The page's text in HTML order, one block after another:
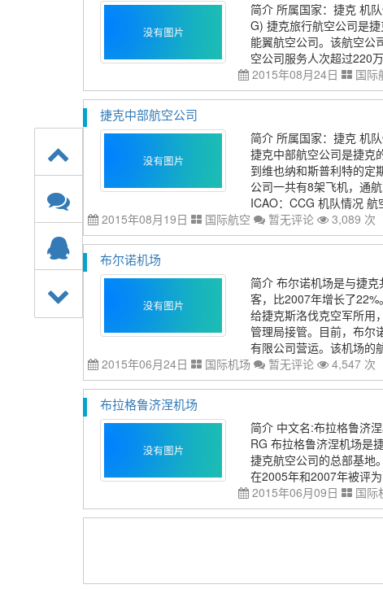
简介 所属国家：捷克 机
G) 捷克旅行航空公司是
能翼航空公司。该航空公
空公司服务人次超过220万
2015年08月24日
国际
捷克中部航空公司
简介 所属国家：捷克 机
捷克中部航空公司是捷克
到维也纳和斯普利特的定
公司一共有8架飞机，通
ICAO：CCG 机队情况 航
2015年08月19日
国际航空 暂无评论 3,089 次
布尔诺机场
简介 布尔诺机场是与捷
客，比2007年增长了
给捷克斯洛伐克空军所用
管理局接管。目前，布尔
有限公司营运。该机场的
2015年06月24日
国际机场 暂无评论 4,547 次
布拉格鲁济涅机场
简介 中文名:布拉格鲁济
RG 布拉格鲁济涅机场是
捷克航空公司的总部基地
在2005年和2007年被评
2015年06月09日
国际